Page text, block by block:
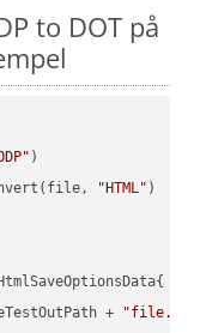
to DOT på
)
"HTML" )
+